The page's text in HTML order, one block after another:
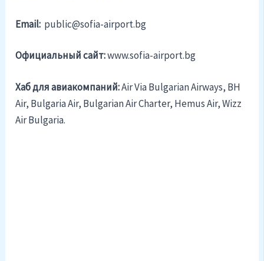
Email: public@sofia-airport.bg
Официальный cайт:www.sofia-airport.bg
Хаб для авиакомпаний:Air Via Bulgarian Airways, BH
Air, Bulgaria Air, Bulgarian Air Charter, Hemus Air, Wizz
Air Bulgaria.